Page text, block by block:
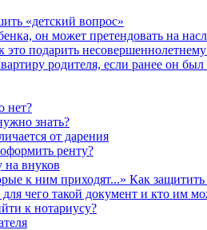
«детский вопрос»
он может претендовать на
подарить
родителя, если ранее он
нет?
знать?
от дарения
ренту?
на внуков
к ним приходят...» Как
чего такой документ и кто им
к нотариусу?